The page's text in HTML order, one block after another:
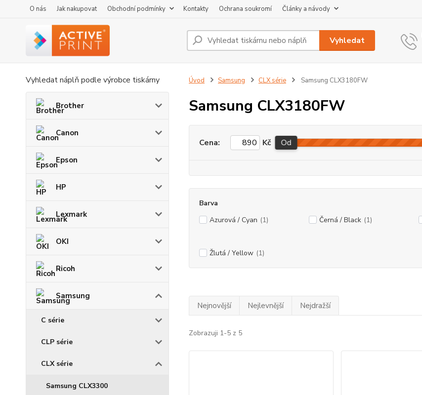
O nás Jak nakupovat Obchodní podmínky Kontakty Ochrana soukromí Články a návody
Vyhledat
Vyhledat náplň podle výrobce tiskárny
Brother
Canon
Epson
HP
Lexmark
OKI
Ricoh
Samsung
C série
CLP série
CLX série
Samsung CLX3300
Úvod Samsung CLX série Samsung CLX3180FW
Samsung CLX3180FW
Cena: Kč Od
Barva
Azurová / Cyan (1) Černá / Black (1)
Žlutá / Yellow (1)
Nejnovější Nejlevnější Nejdražší
Zobrazuji 1-5 z 5